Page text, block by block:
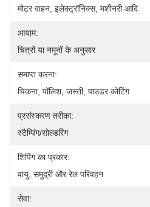
मोटर वाहन, इलेक्ट्रॉनिक्स, मशीनरी आदि
आयाम:
चित्रों या नमूनों के अनुसार
समाप्त करना:
चिकना, पॉलिश, जस्ती, पाउडर कोटिंग
प्रसंस्करण तरीका:
स्टैम्पिंग/सोल्डरिंग
शिपिंग का प्रकार:
वायु, समुद्री और रेल परिवहन
सेवा: